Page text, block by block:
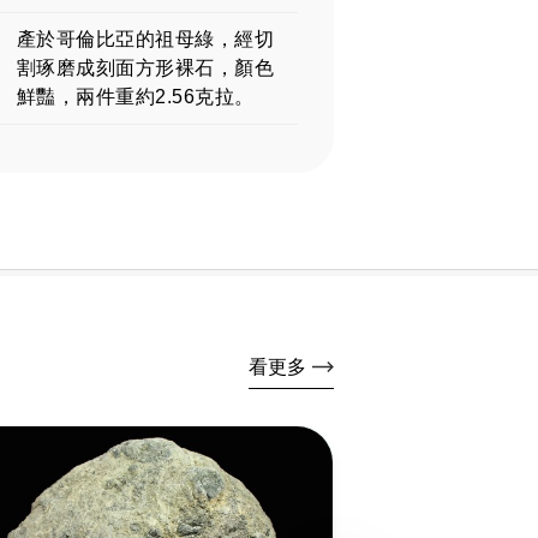
產於哥倫比亞的祖母綠，經切
割琢磨成刻面方形裸石，顏色
鮮豔，兩件重約2.56克拉。
看更多